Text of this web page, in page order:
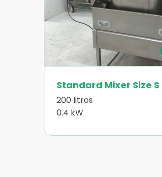
Standard Mixer Size S
200 litros
0.4 kW
Size
S